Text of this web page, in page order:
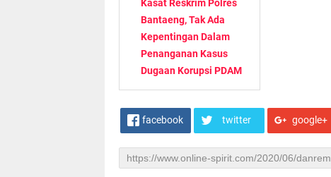
Kasat Reskrim Polres
Bantaeng, Tak Ada
Kepentingan Dalam
Penanganan Kasus
Dugaan Korupsi PDAM
facebook twitter google+